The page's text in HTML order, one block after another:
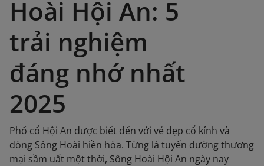
Hoài Hội An: 5
trải nghiệm
đáng nhớ nhất
2025
Phố cổ Hội An được biết đến với vẻ đẹp cổ kính và
dòng Sông Hoài hiền hòa. Từng là tuyến đường thương
mại sầm uất một thời, Sông Hoài Hội An ngày nay